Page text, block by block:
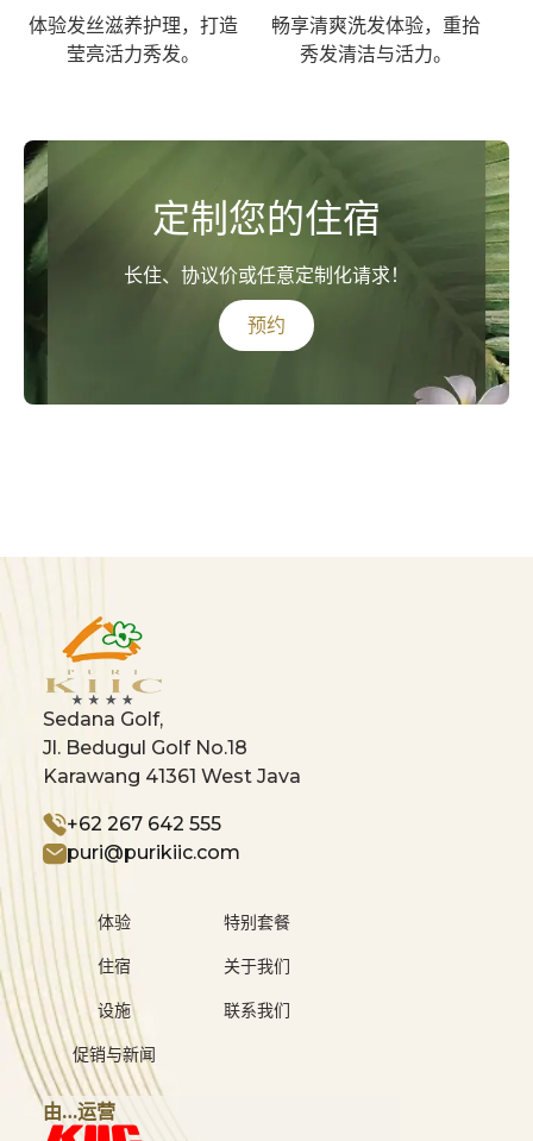
体验发丝滋养护理，打造
莹亮活力秀发。
畅享清爽洗发体验，重拾
秀发清洁与活力。
定制您的住宿
长住、协议价或任意定制化请求！
预约
Sedana Golf,
Jl. Bedugul Golf No.18
Karawang 41361 West Java
+62 267 642 555
puri@purikiic.com
体验
住宿
设施
促销与新闻
特别套餐
关于我们
联系我们
由…运营